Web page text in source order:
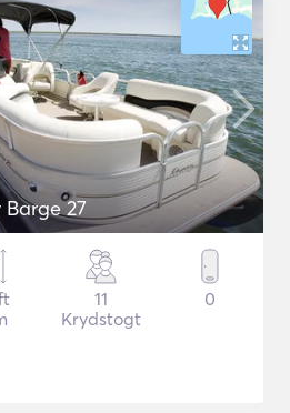
Barge 27
11
Krydstogt
0